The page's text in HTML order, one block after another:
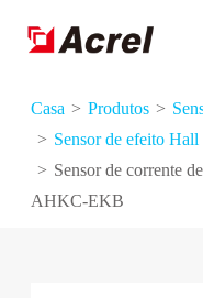
Casa Produtos
Sensor de efeito
Sensor de corrente
AHKC-EKB